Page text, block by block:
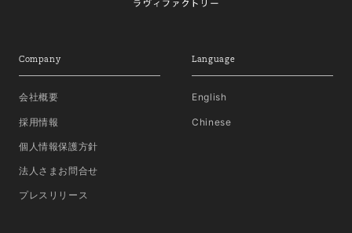
Company
会社概要
採用情報
個人情報保護方針
法人さまお問合せ
プレスリリース
Language
English
Chinese